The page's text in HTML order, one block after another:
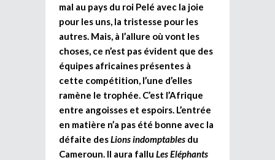
mal au pays du roi Pelé avec la joie
pour les uns, la tristesse pour les
autres. Mais, à l’allure où vont les
choses, ce n’est pas évident que des
équipes africaines présentes à
cette compétition, l’une d’elles
ramène le trophée. C’est l’Afrique
entre angoisses et espoirs. L’entrée
en matière n’a pas été bonne avec la
défaite desLions indomptables du
Cameroun. Il aura fallu Les Eléphants